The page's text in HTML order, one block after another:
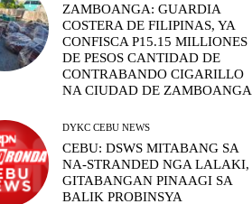
ZAMBOANGA: GUARDIA
COSTERA DE FILIPINAS, YA
CONFISCA P15.15 MILLIONES
DE PESOS CANTIDAD DE
CONTRABANDO CIGARILLO
NA CIUDAD DE ZAMBOANGA
DYKC CEBU NEWS
CEBU: DSWS MITABANG SA
NA-STRANDED NGA LALAKI,
GITABANGAN PINAAGI SA
BALIK PROBINSYA